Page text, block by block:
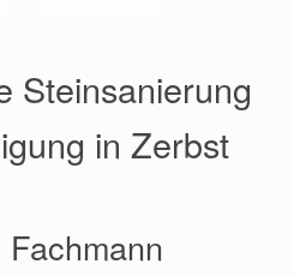
Steinsanierung
in Zerbst